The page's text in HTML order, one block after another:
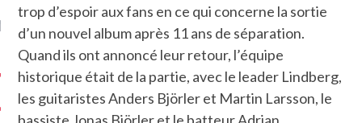
CRITIQUES
7.6
DUDE’S REV...
5.4
CLAN – A BE...
trop d’espoir aux fans en ce qui concerne la sortie
d’un nouvel album après 11 ans de séparation.
Quand ils ont annoncé leur retour, l’équipe
historique était de la partie, avec le leader Lindberg,
les guitaristes Anders Björler et Martin Larsson, le